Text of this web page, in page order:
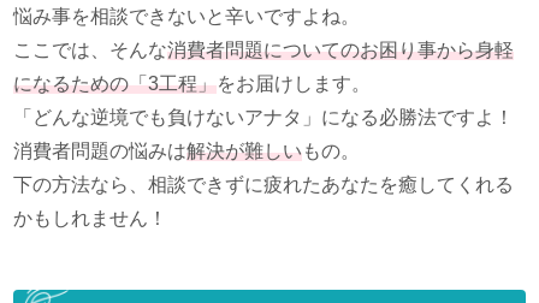
悩み事を相談できないと辛いですよね。
ここでは、そんな消費者問題についてのお困り事から身軽
になるための「3工程」をお届けします。
「どんな逆境でも負けないアナタ」になる必勝法ですよ！
消費者問題の悩みは解決が難しいもの。
下の方法なら、相談できずに疲れたあなたを癒してくれる
かもしれません！